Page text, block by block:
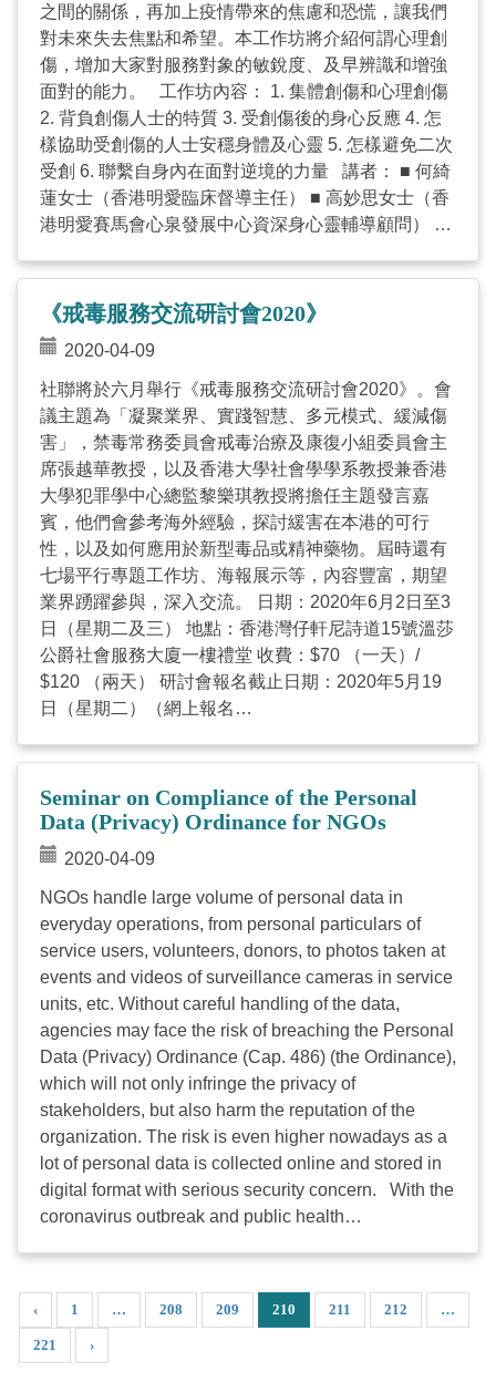
之間的關係，再加上疫情帶來的焦慮和恐慌，讓我們
對未來失去焦點和希望。本工作坊將介紹何謂心理創
傷，增加大家對服務對象的敏銳度、及早辨識和增強
面對的能力。 工作坊內容： 1. 集體創傷和心理創傷
2. 背負創傷人士的特質 3. 受創傷後的身心反應 4. 怎
樣協助受創傷的人士安穩身體及心靈 5. 怎樣避免二次
受創 6. 聯繫自身內在面對逆境的力量 講者： ■ 何綺
蓮女士（香港明愛臨床督導主任） ■ 高妙思女士（香
港明愛賽馬會心泉發展中心資深身心靈輔導顧問） 按
間：下午2:00至5:00 地點：透過Zoom軟件於網上進
行 對象：社工、教師、教牧同工及輔導人員 名額：
40（先到先得，額滿即止） 費用：全免 報名：網上
報名（成功登記人士將收到附有登入資料的電郵通
知） 查詢： karlie.tang@hkcss.org.hk（鄧小姐）
■■ 備註■■ 1. 工作坊當日，請參加者預備一件能夠安
穩心靈及帶給你力量的物件與大家分享。 2. 工作坊期
間，請勿錄影、錄音或拍攝。 3. 參加者請於工作坊進
行期間打開鏡頭，以促進與主持人及其他參加者之互
動。 香港社會服務聯會 -「港講訴 Time to Heal」
計劃 香港社會服務聯會「港講訴 Time to Heal」計
劃，以「同行．共學．療癒」為題，希望與社群同行
面對世局轉變，連結人才和資源回應社會需要，處理
心理、精神創傷，築起一個促進家庭及社會對話的空
間。 計劃提供不同心理情緒支援服務，支援在 #社
會運動 及 #新型肺炎疫情 下心理及精神受創的人。
► 計劃詳情 ►► www.timetoheal.org.hk 電
至晚上8時 電郵:timetoheal@hkcss.org.hk|
《戒毒服務交流研討會2020》
2020-04-09
社聯將於六月舉行《戒毒服務交流研討會2020》。會
議主題為「凝聚業界、實踐智慧、多元模式、緩減傷
害」，禁毒常務委員會戒毒治療及康復小組委員會主
席張越華教授，以及香港大學社會學學系教授兼香港
大學犯罪學中心總監黎樂琪教授將擔任主題發言嘉
賓，他們會參考海外經驗，探討緩害在本港的可行
性，以及如何應用於新型毒品或精神藥物。屆時還有
七場平行專題工作坊、海報展示等，內容豐富，期望
業界踴躍參與，深入交流。 日期：2020年6月2日至3
日（星期二及三） 地點：香港灣仔軒尼詩道15號溫莎
公爵社會服務大廈一樓禮堂 收費：$70 （一天）/
$120 （兩天） 研討會報名截止日期：2020年5月19
日（星期二）（網上報名
表） 註：因應新型冠狀病毒情況，如疫情未有改善，
活動將會改為以網上形式進行，有關公佈將於5月19
日（星期二）或以前發出。 如有查詢，請致電 3611-
2295 或電郵
(家庭及社區)林蔓芝女士聯絡；亦可致電 2876-2421
或電郵vivian.kwong@hkcss.org.hk與本會項目經理
(家庭及社區) 鄺穎欣女士聯絡。多謝垂注。 附件：
(1) 研討會報名表 (2) 研討會流程 ...
Seminar on Compliance of the Personal
Data (Privacy) Ordinance for NGOs
2020-04-09
NGOs handle large volume of personal data in
everyday operations, from personal particulars of
service users, volunteers, donors, to photos taken at
events and videos of surveillance cameras in service
units, etc. Without careful handling of the data,
agencies may face the risk of breaching the Personal
Data (Privacy) Ordinance (Cap. 486) (the Ordinance),
which will not only infringe the privacy of
stakeholders, but also harm the reputation of the
organization. The risk is even higher nowadays as a
lot of personal data is collected online and stored in
digital format with serious security concern. With the
coronavirus outbreak and public health
tools have become a new normal. Under such
circumstance, has your organisation put in place
personal data protection guidelines and protocols to
‹ 1 … 208 209 210 211 212 …
221 ›